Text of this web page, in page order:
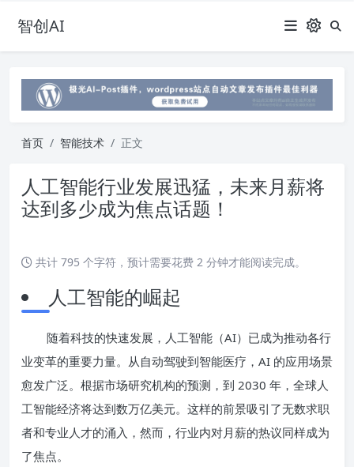
智创AI
首页 智能技术 正文
人工智能行业发展迅猛，未来月薪将
达到多少成为焦点话题！
共计 795 个字符，预计需要花费 2 分钟才能阅读完成。
人工智能的崛起
随着科技的快速发展，人工智能（AI）已成为推动各行
业变革的重要力量。从自动驾驶到智能医疗，AI 的应用场景
愈发广泛。根据市场研究机构的预测，到 2030 年，全球人
工智能经济将达到数万亿美元。这样的前景吸引了无数求职
者和专业人才的涌入，然而，行业内对月薪的热议同样成为
了焦点。